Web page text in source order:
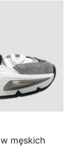
męskich